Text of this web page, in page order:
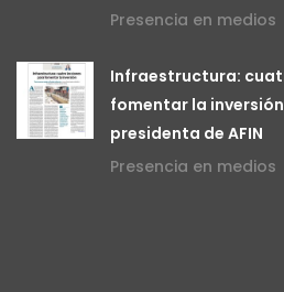
Presencia en medios
Infraestructura:
fomentar la
presidenta de AFIN
Presencia en medios